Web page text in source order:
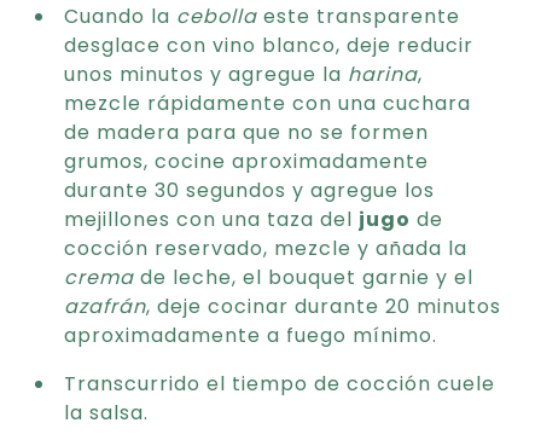
Cuando la cebolla este transparente
desglace con vino blanco, deje reducir
unos minutos y agregue la harina,
mezcle rápidamente con una cuchara
de madera para que no se formen
grumos, cocine aproximadamente
durante 30 segundos y agregue los
mejillones con una taza del jugo de
cocción reservado, mezcle y añada la
crema de leche, el bouquet garnie y el
azafrán, deje cocinar durante 20 minutos
aproximadamente a fuego mínimo.
Transcurrido el tiempo de cocción cuele
la salsa.